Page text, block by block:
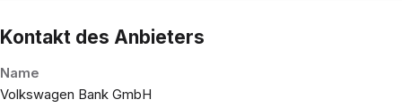
Kontakt des Anbieters
Name
Volkswagen Bank GmbH